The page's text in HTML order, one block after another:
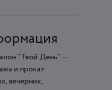
"Твой День" —
и прокат
вечерних,